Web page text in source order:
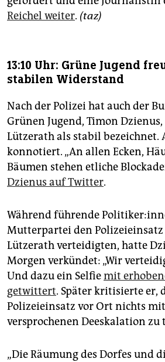
Reichel weiter. (taz)
13:10 Uhr: Grüne Jugend
stabilen Widerstand
Nach der Polizei hat auch der
Grünen Jugend, Timon Dzienus,
Lützerath als stabil bezeichnet.
konnotiert. „An allen Ecken,
Bäumen stehen etliche
Dzienus auf Twitter.
Während führende
Mutterpartei den
Lützerath verteidigten, hatte
Morgen verkündet: „Wir
Und dazu ein Selfiemit
getwittert. Später kritisierte er,
Polizeieinsatz vor Ort nichts
versprochenen Deeskalation zu
„Die Räumung des Dorfes und